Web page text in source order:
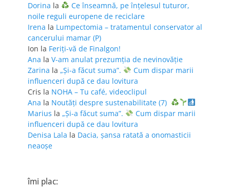
Dorina la
Ce înseamnă, pe înțelesul tuturor,
noile reguli europene de reciclare
Irena la Lumpectomia – tratamentul conservator al
cancerului mamar (P)
Ion la Feriţi-vă de Finalgon!
Ana la V-am anulat prezumția de nevinovăție
Zarina la „Și-a făcut suma”.
Cum dispar marii
influenceri după ce dau lovitura
Cris la NOHA – Tu café, videoclipul
Ana la Noutăți despre sustenabilitate (7)
Marius la „Și-a făcut suma”.
Cum dispar marii
influenceri după ce dau lovitura
Denisa Lala la Dacia, șansa ratată a onomasticii
neaoșe
îmi plac: